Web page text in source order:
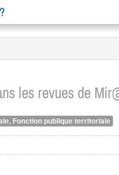
?
les revues de
Fonction publique territoriale